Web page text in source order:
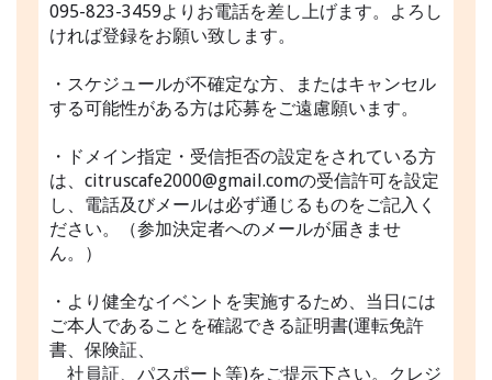
095-823-3459よりお電話を差し上げます。よろし
ければ登録をお願い致します。
・スケジュールが不確定な方、またはキャンセル
する可能性がある方は応募をご遠慮願います。
・ドメイン指定・受信拒否の設定をされている方
は、citruscafe2000@gmail.comの受信許可を設定
し、電話及びメールは必ず通じるものをご記入く
ださい。（参加決定者へのメールが届きませ
ん。）
・より健全なイベントを実施するため、当日には
ご本人であることを確認できる証明書(運転免許
書、保険証、
社員証、パスポート等)をご提示下さい。クレジ